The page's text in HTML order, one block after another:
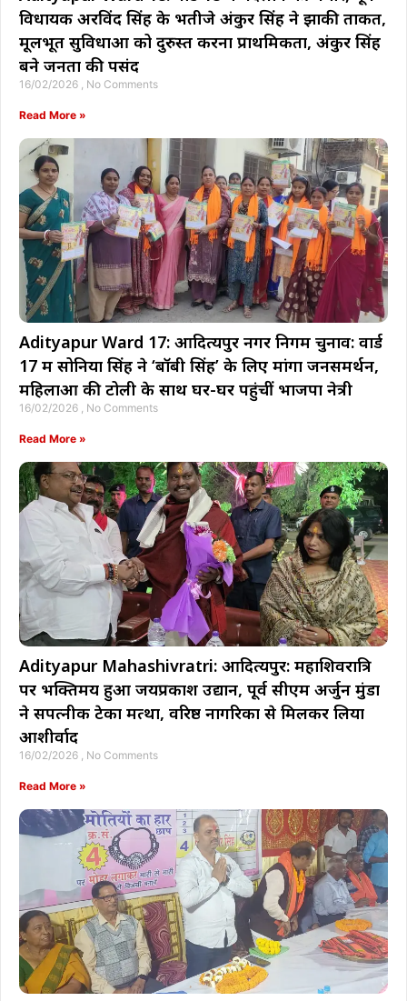
विधायक अरविंद सिंह के भतीजे अंकुर सिंह ने झोंकी ताकत,
मूलभूत सुविधाओं को दुरुस्त करना प्राथमिकता, अंकुर सिंह
बने जनता की पसंद
16/02/2026 No Comments
Read More »
Adityapur Ward 17: आदित्यपुर नगर निगम चुनाव: वार्ड
17 में सोनिया सिंह ने ‘बॉबी सिंह’ के लिए मांगा जनसमर्थन,
महिलाओं की टोली के साथ घर-घर पहुंचीं भाजपा नेत्री
16/02/2026 No Comments
Read More »
Adityapur Mahashivratri: आदित्यपुर: महाशिवरात्रि
पर भक्तिमय हुआ जयप्रकाश उद्यान, पूर्व सीएम अर्जुन मुंडा
ने सपत्नीक टेका मत्था, वरिष्ठ नागरिकों से मिलकर लिया
आशीर्वाद
16/02/2026 No Comments
Read More »